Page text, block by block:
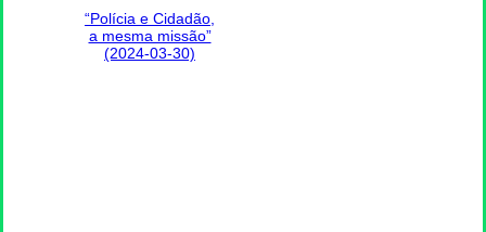
“Polícia e Cidadão,
a mesma missão”
(2024-03-30)